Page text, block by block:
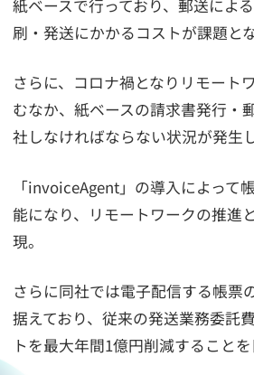
紙ベースで行っており、郵送によ
刷・発送にかかるコストが課題と
さらに、コロナ禍となりリモート
むなか、紙ベースの請求書発行・
社しなければならない状況が発生
「invoiceAgent」の導入によって
能になり、リモートワークの推進
現。
さらに同社では電子配信する帳票
据えており、従来の発送業務委託
トを最大年間1億円削減することを